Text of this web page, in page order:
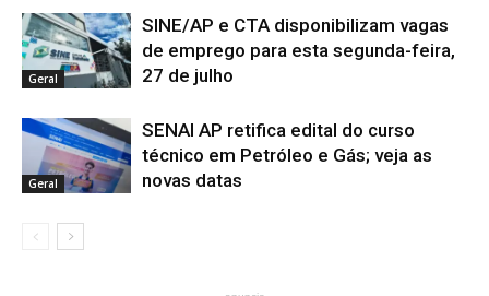
Geral
SINE/AP e CTA disponibilizam vagas
de emprego para esta segunda-feira,
27 de julho
Geral
SENAI AP retifica edital do curso
técnico em Petróleo e Gás; veja as
novas datas